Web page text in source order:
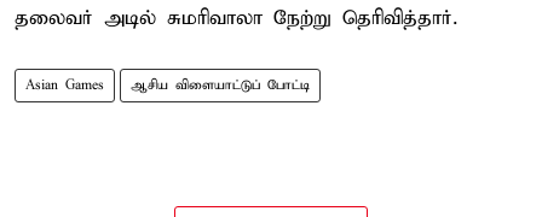
தலைவர் அடில் சுமரிவாலா நேற்று தெரிவித்தார்.
Asian Games ஆசிய விளையாட்டுப் போட்டி